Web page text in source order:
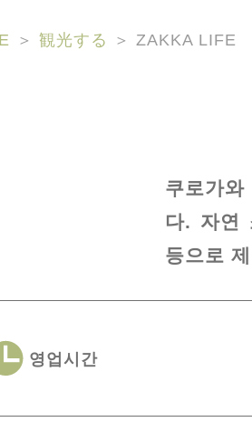
＞ 観光する ＞ZAKKA LIFE
쿠로가
다. 자연
등으로
영업시간